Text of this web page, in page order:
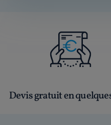
Devis gratuit en